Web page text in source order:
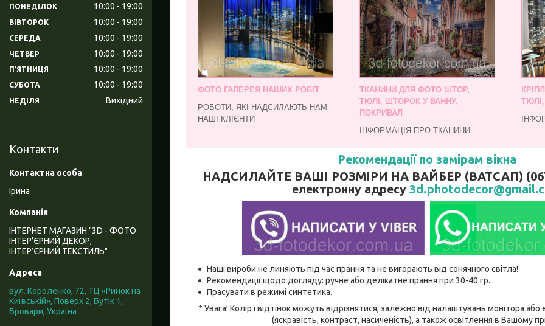
ФОТО ГАЛЕРЕЯ НАШИХ РОБІТ
РОБОТИ, ЯКІ НАДСИЛАЮТЬ НАМ
НАШІ КЛІЄНТИ
ТКАНИНИ ДЛЯ ФОТО ШТОР,
ТЮЛІ, ШТОРОК У ВАННУ,
ПОКРИВАЛ
ІНФОРМАЦІЯ ПРО ТКАНИНИ
Рекомендації по замірам вікна
НАДСИЛАЙТЕ ВАШІ РОЗМІРИ НА ВАЙБЕР (ВАТСАП)
електронну адресу
Наші вироби не линяють під час прання та не вигорають від сонячного світла!
Рекомендації щодо догляду: ручне або делікатне прання при 30-40 гр.
Прасувати в режимі синтетика.
* Увага! Колір і відтінок можуть відрізнятися, залежно від налаштувань монітора
(яскравість, контраст, насиченість), а також освітлення в Вашому
ПОНЕДІЛОК 10:00 19:00
ВІВТОРОК 10:00 19:00
СЕРЕДА 10:00 19:00
ЧЕТВЕР 10:00 19:00
ПʼЯТНИЦЯ 10:00 19:00
СУБОТА 10:00 19:00
НЕДІЛЯ Вихідний
Контакти
Ірина
ІНТЕРНЕТ МАГАЗИН "3D - ФОТО
ІНТЕР’ЄРНИЙ ДЕКОР,
ІНТЕР’ЄРНИЙ ТЕКСТИЛЬ"
вул. Короленко, 72, ТЦ «Ринок на
Київській», Поверх 2, Бутік 1,
Бровари, Україна